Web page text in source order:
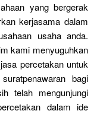
yang bergerak
kerjasama dalam
usaha anda.
kami menyuguhkan
percetakan untuk
bagi
telah mengunjungi
dalam ide